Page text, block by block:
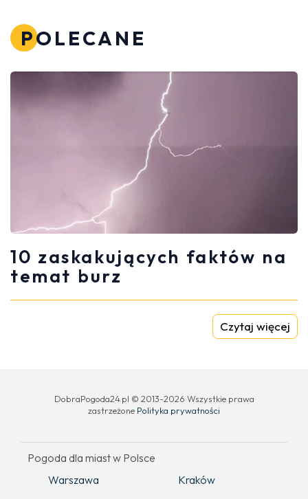
POLECANE
10 zaskakujących faktów na
temat burz
Czytaj więcej
DobraPogoda24.pl © 2013-2026 Wszystkie prawa
zastrzeżone Polityka prywatności
Pogoda dla miast w Polsce
Warszawa
Kraków